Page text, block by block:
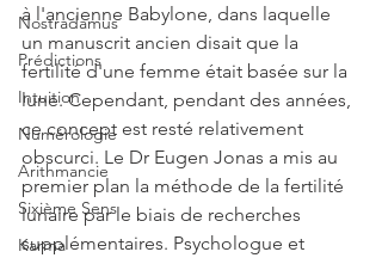
Nostradamus
Prédictions
Intuition
Numérologie
Arithmancie
Sixième Sens
Karma
à l'ancienne Babylone, dans laquelle
un manuscrit ancien disait que la
fertilité d'une femme était basée sur la
lune. Cependant, pendant des années,
ce concept est resté relativement
obscurci. Le Dr Eugen Jonas a mis au
premier plan la méthode de la fertilité
lunaire par le biais de recherches
supplémentaires. Psychologue et